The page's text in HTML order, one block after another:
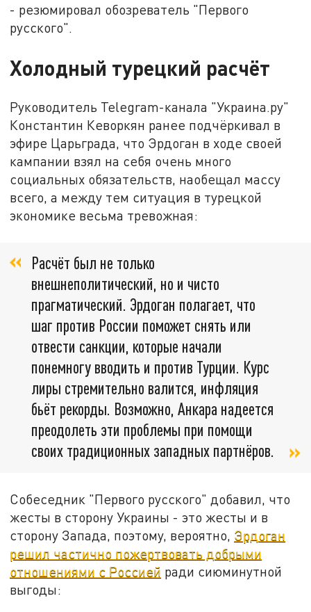
- резюмировал обозреватель "Первого
русского".
Холодный турецкий расчёт
Руководитель Telegram-канала "Украина.ру"
Константин Кеворкян ранее подчёркивал в
эфире Царьграда, что Эрдоган в ходе своей
кампании взял на себя очень много
социальных обязательств, наобещал массу
всего, а между тем ситуация в турецкой
экономике весьма тревожная:
Расчёт был не только
внешнеполитический, но и чисто
прагматический. Эрдоган полагает, что
шаг против России поможет снять или
отвести санкции, которые начали
понемногу вводить и против Турции. Курс
лиры стремительно валится, инфляция
бьёт рекорды. Возможно, Анкара надеется
преодолеть эти проблемы при помощи
своих традиционных западных партнёров.
Собеседник "Первого русского" добавил, что
жесты в сторону Украины - это жесты и в
сторону Запада, поэтому, вероятно, Эрдоган
решил частично пожертвовать добрыми
отношениями с Россией ради сиюминутной
выгоды: